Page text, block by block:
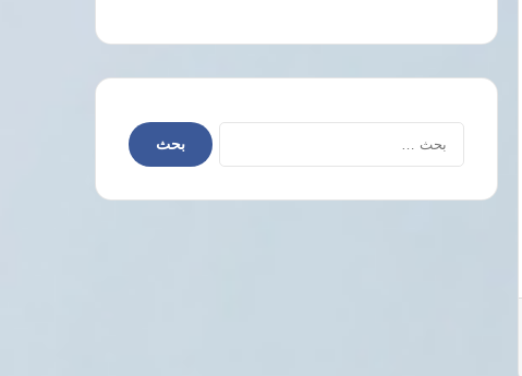
البحث
عن: